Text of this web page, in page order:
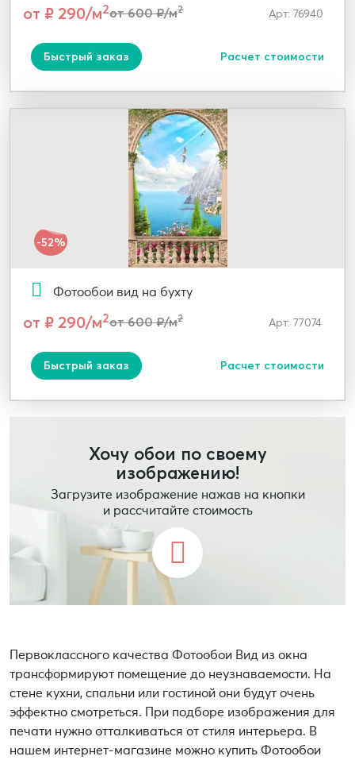
от ₽ 290/м2от 600 ₽/м2 Арт: 76940
Быстрый заказ Расчет стоимости
-52%
Фотообои вид на бухту
от ₽ 290/м2от 600 ₽/м2 Арт: 77074
Быстрый заказ Расчет стоимости
Хочу обои по своему
изображению!
Загрузите изображение нажав на кнопки
и рассчитайте стоимость
Первоклассного качества Фотообои Вид из окна
трансформируют помещение до неузнаваемости. На
стене кухни, спальни или гостиной они будут очень
эффектно смотреться. При подборе изображения для
печати нужно отталкиваться от стиля интерьера. В
нашем интернет-магазине можно купить Фотообои